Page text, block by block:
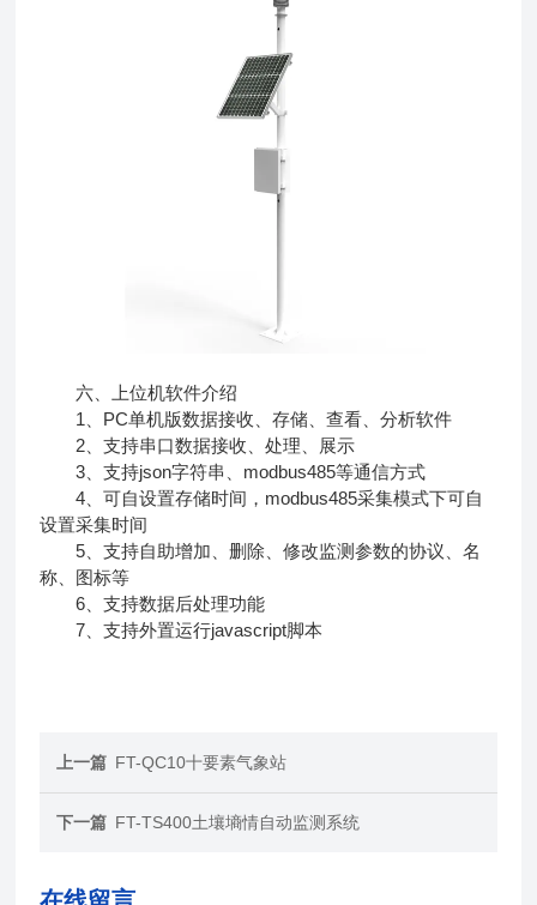
六、上位机软件介绍
1、PC单机版数据接收、存储、查看、分析软件
2、支持串口数据接收、处理、展示
3、支持json字符串、modbus485等通信方式
4、可自设置存储时间，modbus485采集模式下可自
设置采集时间
5、支持自助增加、删除、修改监测参数的协议、名
称、图标等
6、支持数据后处理功能
7、支持外置运行javascript脚本
上一篇 FT-QC10十要素气象站
下一篇 FT-TS400土壤墒情自动监测系统